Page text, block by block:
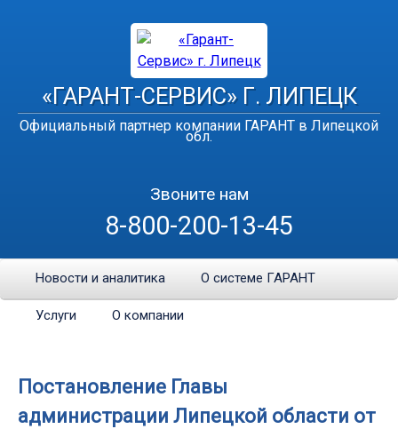
«ГАРАНТ-СЕРВИС» Г. ЛИПЕЦК
Официальный партнер компании ГАРАНТ в Липецкой
обл.
Звоните нам
8-800-200-13-45
Новости и аналитика О системе ГАРАНТ
Услуги О компании
Постановление Главы
администрации Липецкой области от